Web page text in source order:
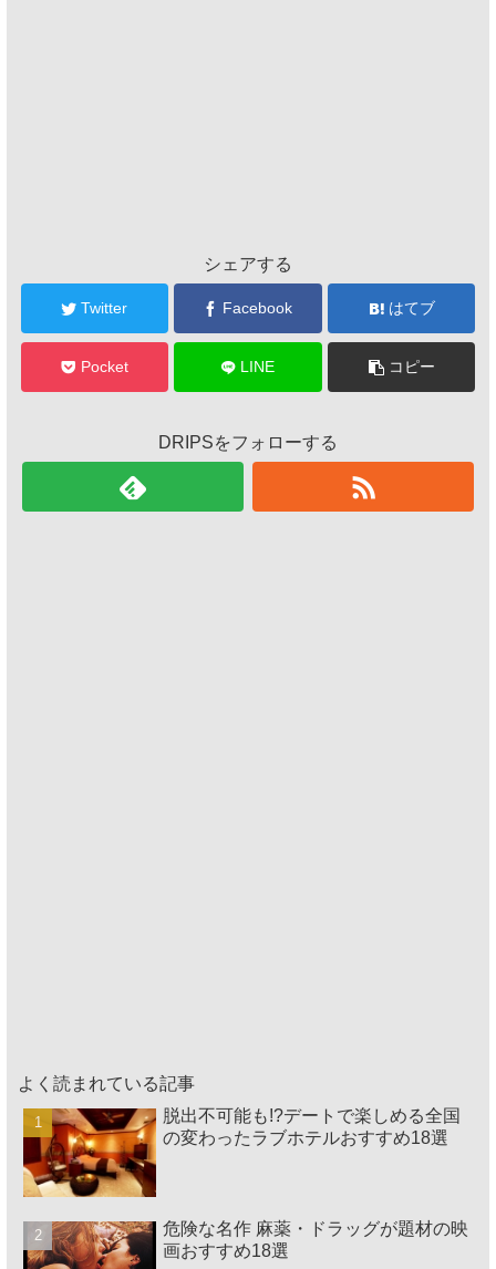
シェアする
Twitter Facebook はてブ
Pocket LINE コピー
DRIPSをフォローする
よく読まれている記事
脱出不可能も!?デートで楽しめる全国
の変わったラブホテルおすすめ18選
危険な名作 麻薬・ドラッグが題材の映
画おすすめ18選